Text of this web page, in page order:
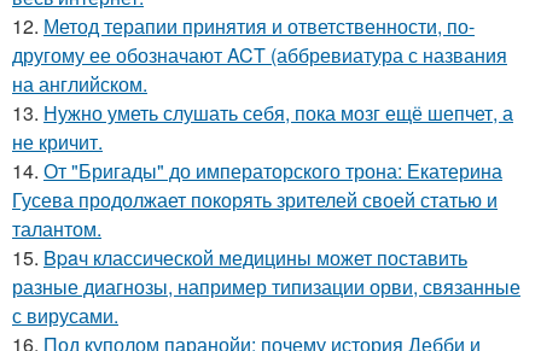
12. Метод терапии принятия и ответственности, по-
другому ее обозначают ACT (аббревиатура с названия
на английском.
13. Нужно уметь слушать себя, пока мозг ещё шепчет, а
не кричит.
14. От "Бригады" до императорского трона: Екатерина
Гусева продолжает покорять зрителей своей статью и
талантом.
15. Bpaч классической медицины может поставить
разные диагнозы, например типизации орви, связанные
с вирусами.
16. Под куполом паранойи: почему история Дебби и